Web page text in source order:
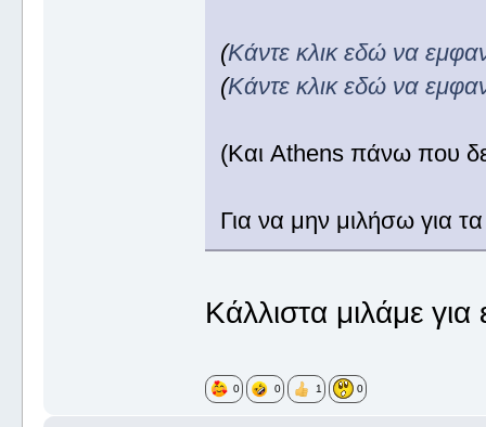
(Κάντε κλικ εδώ να
(Κάντε κλικ εδώ να
(Και Athens πάνω που
Για να μην μιλήσω για
Κάλλιστα μιλάμε
0 0 1 0